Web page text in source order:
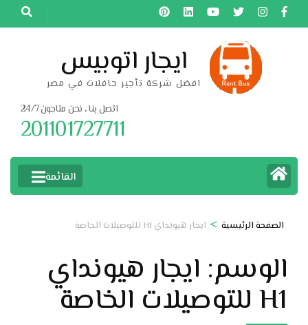
تخطى
إلى
ايجار اتوبيس
افضل شركة تأجير حافلات في مصر
اتصل بنا ، نحن متاحون 24/7
201101727711
القائمة
الصفحة الرئيسية > ايجار هيونداي H1 للتوصيلات الخاصة
الوسم: ايجار هيونداي
H1 للتوصيلات الخاصة